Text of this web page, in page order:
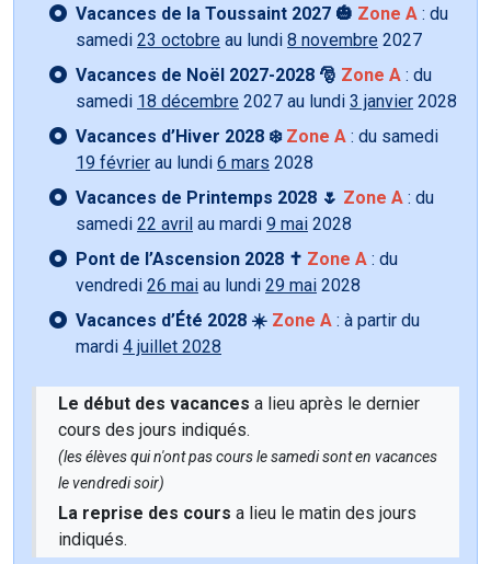
Vacances de la Toussaint 2027 🎃 Zone A : du
samedi 23 octobre au lundi 8 novembre 2027
Vacances de Noël 2027-2028 🎅 Zone A : du
samedi 18 décembre 2027 au lundi 3 janvier 2028
Vacances d’Hiver 2028 ❄️ Zone A : du samedi
19 février au lundi 6 mars 2028
Vacances de Printemps 2028 🌷 Zone A : du
samedi 22 avril au mardi 9 mai 2028
Pont de l’Ascension 2028 ✝️ Zone A : du
vendredi 26 mai au lundi 29 mai 2028
Vacances d’Été 2028 ☀️ Zone A : à partir du
mardi 4 juillet 2028
Le début des vacances a lieu après le dernier
cours des jours indiqués.
(les élèves qui n'ont pas cours le samedi sont en vacances
le vendredi soir)
La reprise des cours a lieu le matin des jours
indiqués.